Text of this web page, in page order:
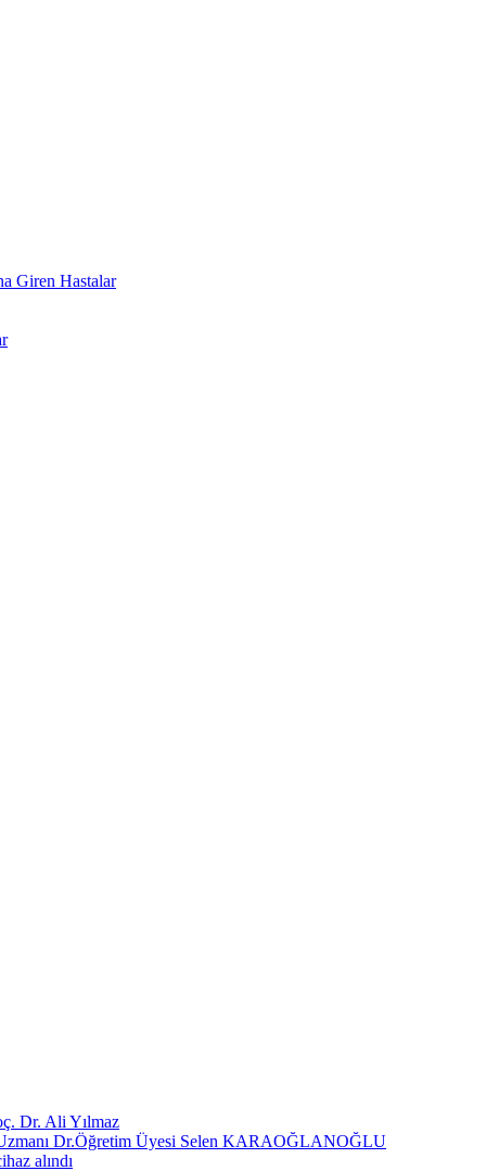
Giren Hastalar
Dr. Ali Yılmaz
Dr.Öğretim Üyesi Selen KARAOĞLANOĞLU
alındı